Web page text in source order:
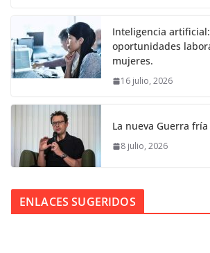
Inteligencia
oportunidades
mujeres.
16 julio, 2026
La nueva Guerra
8 julio, 2026
ENLACES SUGERIDOS